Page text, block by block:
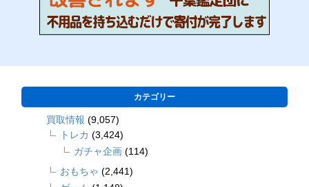
カテゴリー
買取情報 (9,057)
トレカ (3,424)
ガチャ企画 (114)
おもちゃ (2,441)